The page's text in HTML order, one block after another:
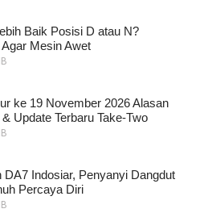
Baik Posisi D atau N?
Mesin Awet
ke 19 November 2026 Alasan
Update Terbaru Take-Two
DA7 Indosiar, Penyanyi Dangdut
Percaya Diri